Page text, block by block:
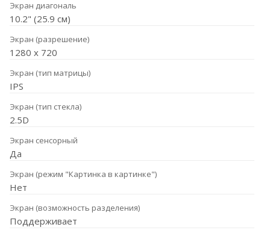
Экран диагональ
10.2" (25.9 см)
Экран (разрешение)
1280 х 720
Экран (тип матрицы)
IPS
Экран (тип стекла)
2.5D
Экран сенсорный
Да
Экран (режим "Картинка в картинке")
Нет
Экран (возможность разделения)
Поддерживает